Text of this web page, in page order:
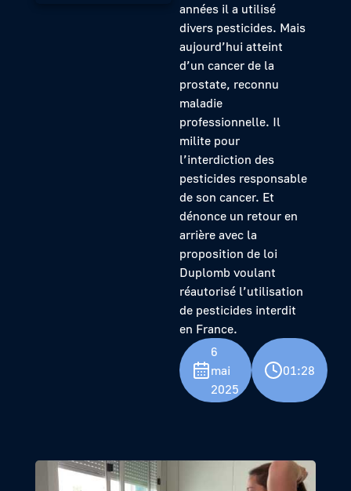
années il a utilisé
divers pesticides. Mais
aujourd’hui atteint
d’un cancer de la
prostate, reconnu
maladie
professionnelle. Il
milite pour
l’interdiction des
pesticides responsable
de son cancer. Et
dénonce un retour en
arrière avec la
proposition de loi
Duplomb voulant
réautorisé l’utilisation
de pesticides interdit
en France.
6
mai
2025
01:28